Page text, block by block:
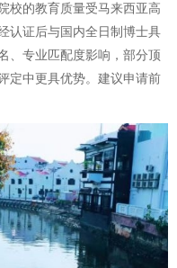
校的教育质量受马来西亚高
认证后与国内全日制博士具
、专业匹配度影响，部分顶
定中更具优势。建议申请前